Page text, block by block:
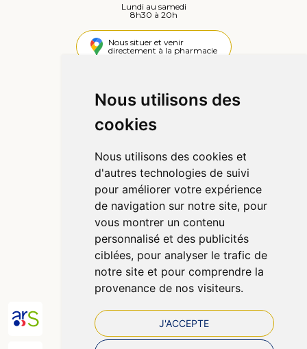
Nous utilisons des
cookies
Nous utilisons des cookies et
d'autres technologies de suivi
pour améliorer votre expérience
de navigation sur notre site, pour
vous montrer un contenu
personnalisé et des publicités
ciblées, pour analyser le trafic de
notre site et pour comprendre la
provenance de nos visiteurs.
J'ACCEPTE
Lundi au samedi
8h30 à 20h
Nous situer et venir
directement à la pharmacie
Informations
Qui sommes-nous ?
Poser une question
Déclarer un effet indésirable
Mentions légales
Données personnelles
Préférences Cookies